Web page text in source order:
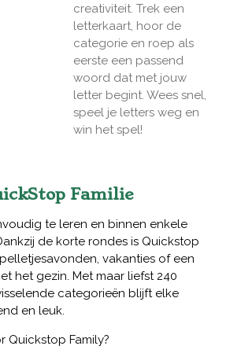
creativiteit. Trek een
letterkaart, hoor de
categorie en roep als
eerste een passend
woord dat met jouw
letter begint. Wees snel,
speel je letters weg en
win het spel!
Familie
te leren en binnen enkele
de korte rondes is Quickstop
vakanties of een
het gezin. Met maar liefst 240
categorieën blijft elke
en leuk.
Quickstop Family?